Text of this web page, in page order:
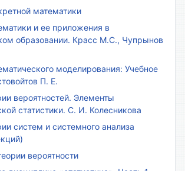
математики
и ее приложения в
образовании. Красс М.С., Чупрынов
моделирования: Учебное
П. Е.
вероятностей. Элементы
статистики. С. И. Колесникова
систем и системного анализа
вероятности